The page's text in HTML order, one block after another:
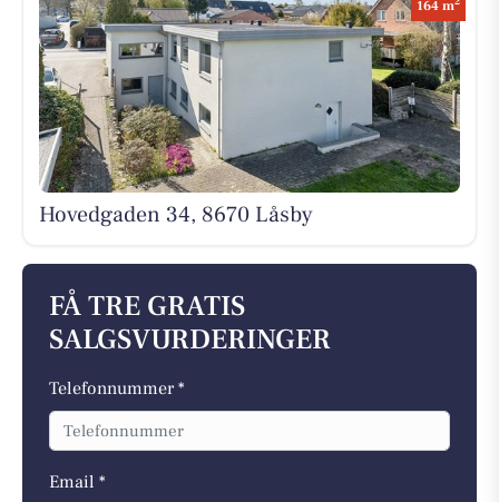
164 m
Hovedgaden 34, 8670 Låsby
FÅ TRE GRATIS
SALGSVURDERINGER
Telefonnummer *
Email *